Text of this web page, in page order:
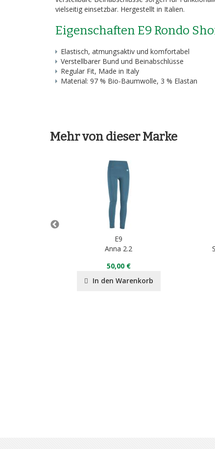
vielseitig einsetzbar. Hergestellt in Italien.
Eigenschaften E9 Rondo
Elastisch, atmungsaktiv und komfortabel
Verstellbarer Bund und Beinabschlüsse
Regular Fit, Made in Italy
Material: 97 % Bio-Baumwolle, 3 % Elastan
Mehr von dieser Marke
E9
Anna 2.2
50,00 €
In den Warenkorb